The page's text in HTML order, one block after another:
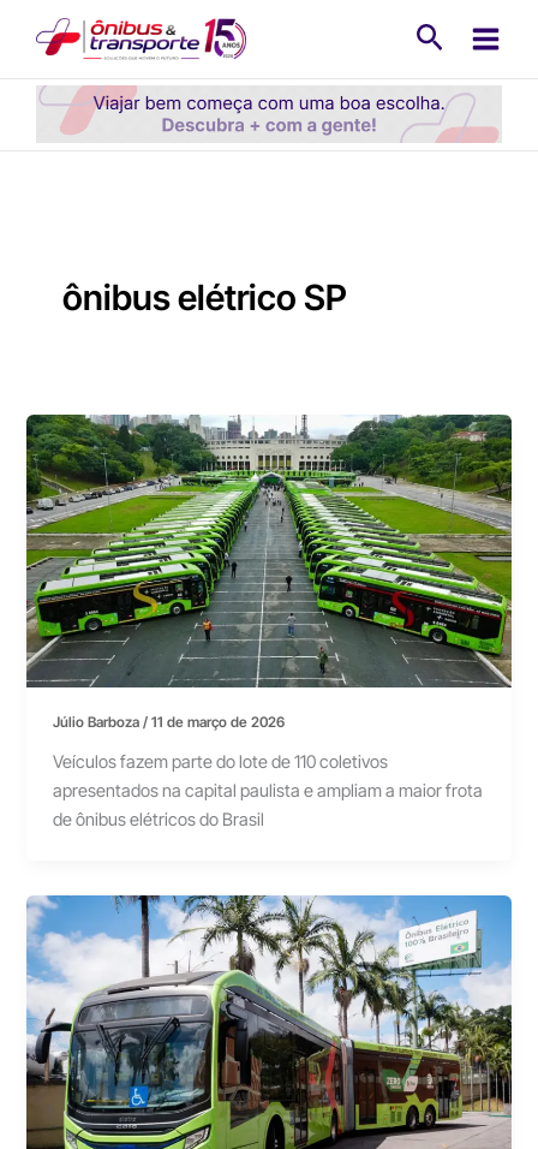
conteúdo
ônibus elétrico SP
Júlio Barboza/11 de março de 2026
Veículos fazem parte do lote de 110 coletivos
apresentados na capital paulista e ampliam a maior frota
de ônibus elétricos do Brasil